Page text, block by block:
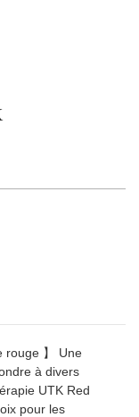
rouge 】 Une
à divers
UTK Red
pour les